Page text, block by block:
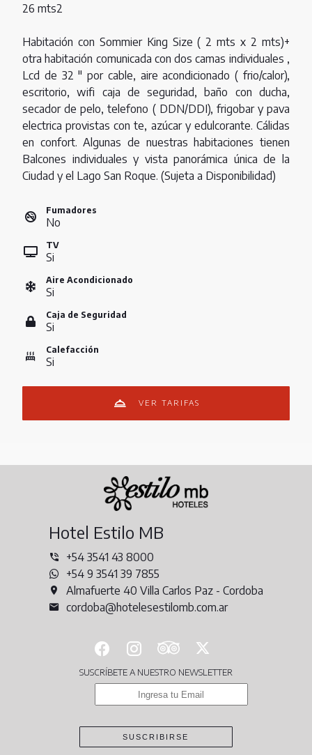
26 mts2
Habitación con Sommier King Size ( 2 mts x 2 mts)+
otra habitación comunicada con dos camas individuales ,
Lcd de 32 " por cable, aire acondicionado ( frio/calor),
escritorio, wifi caja de seguridad, baño con ducha,
secador de pelo, telefono ( DDN/DDI), frigobar y pava
electrica provistas con te, azúcar y edulcorante. Cálidas
en confort. Algunas de nuestras habitaciones tienen
Balcones individuales y vista panorámica única de la
Ciudad y el Lago San Roque. (Sujeta a Disponibilidad)
Fumadores
No
TV
Si
Aire Acondicionado
Si
Caja de Seguridad
Si
Calefacción
Si
VER TARIFAS
Hotel Estilo MB
+54 3541 43 8000
+54 9 3541 39 7855
Almafuerte 40 Villa Carlos Paz - Cordoba
cordoba@hotelesestilomb.com.ar
SUSCRÍBETE A NUESTRO NEWSLETTER
SUSCRIBIRSE